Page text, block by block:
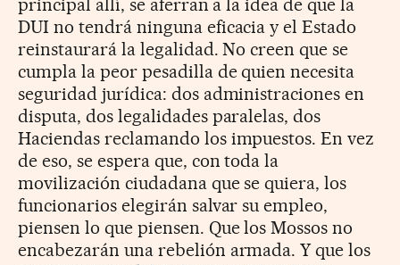
principal allí, se aferran a la idea de que la
DUI no tendrá ninguna eficacia y el Estado
reinstaurará la legalidad. No creen que se
cumpla la peor pesadilla de quien necesita
seguridad jurídica: dos administraciones en
disputa, dos legalidades paralelas, dos
Haciendas reclamando los impuestos. En vez
de eso, se espera que, con toda la
movilización ciudadana que se quiera, los
funcionarios elegirán salvar su empleo,
piensen lo que piensen. Que los Mossos no
encabezarán una rebelión armada. Y que los